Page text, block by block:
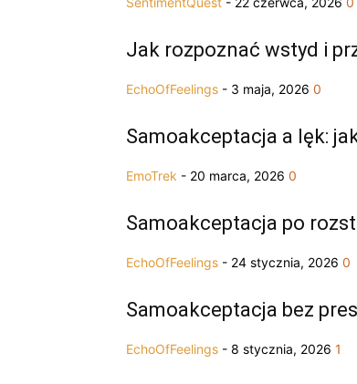
Jak rozpoznać wstyd i
EchoOfFeelings - 3 maja, 2026 0
Samoakceptacja a lęk:
EmoTrek - 20 marca, 2026 0
Samoakceptacja po
EchoOfFeelings - 24 stycznia, 2026 0
Samoakceptacja bez
EchoOfFeelings - 8 stycznia, 2026 1